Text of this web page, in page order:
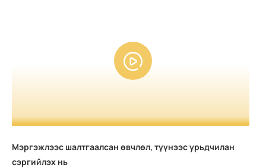
Мэргэжлээс шалтгаалсан өвчлөл, түүнээс урьдчилан
сэргийлэх нь